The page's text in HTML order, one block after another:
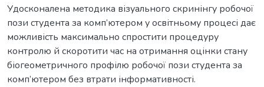
Удосконалена методика візуального скринінгу робочої
пози студента за комп’ютером у освітньому процесі дає
можливість максимально спростити процедуру
контролю й скоротити час на отримання оцінки стану
біогеометричного профілю робочої пози студента за
комп’ютером без втрати інформативності.